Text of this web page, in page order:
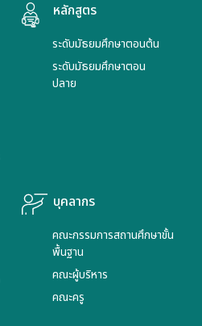
หลักสูตร
ระดับมัธยมศึกษาตอนต้น
ระดับมัธยมศึกษาตอน
ปลาย
บุคลากร
คณะกรรมการสถานศึกษาขั้น
พื้นฐาน
คณะผู้บริหาร
คณะครู